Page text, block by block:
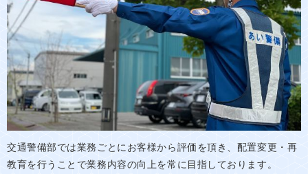
交通警備部では業務ごとにお客様から評価を頂き、配置変更・再
教育を行うことで業務内容の向上を常に目指しております。